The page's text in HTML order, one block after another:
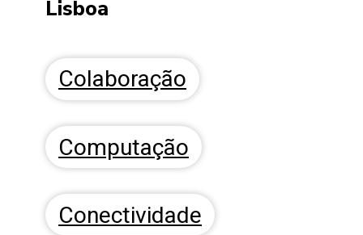
Lisboa
Colaboração
Computação
Conectividade